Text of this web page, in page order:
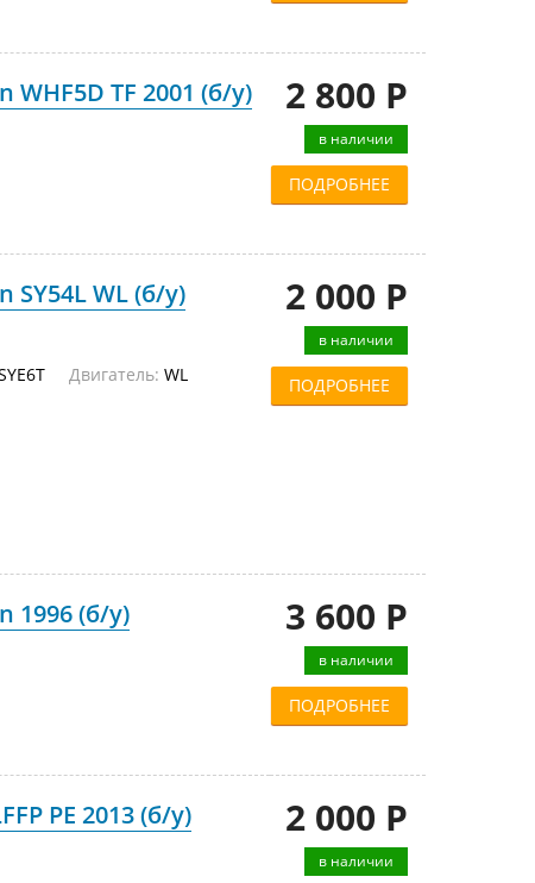
TF 2001 (б/у) 2 800 Р
в наличии
ПОДРОБНЕЕ
SY54L WL (б/у)
SYE6T Двигатель: WL
2 000 Р
в наличии
ПОДРОБНЕЕ
1996 (б/у) 3 600 Р
в наличии
ПОДРОБНЕЕ
PE 2013 (б/у) 2 000 Р
в наличии